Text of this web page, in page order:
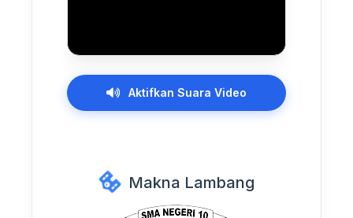
Aktifkan Suara Video
Makna Lambang